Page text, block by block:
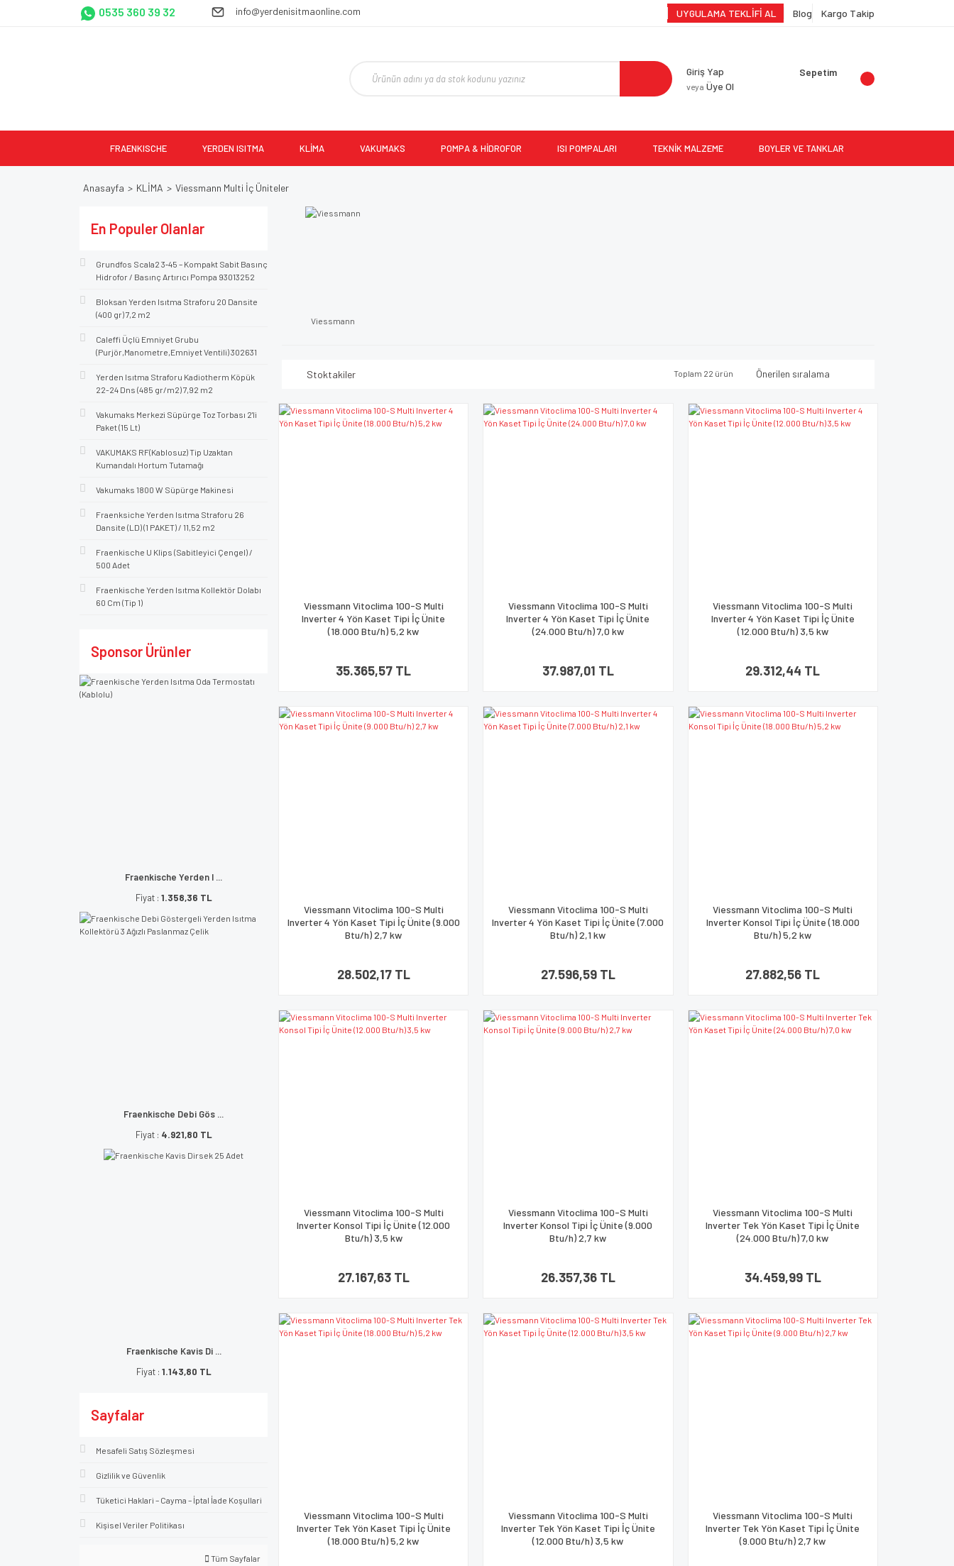
0535 360 39 32 info@yerdenisitmaonline.com UYGULAMA TEKLİFİ AL Blog Kargo Takip
Giriş Yap
veya Üye Ol
Sepetim
FRAENKISCHE YERDEN ISITMA KLİMA VAKUMAKS POMPA & HİDROFOR ISI POMPALARI TEKNİK MALZEME BOYLER VE TANKLAR
Anasayfa KLİMA Viessmann Multi İç Üniteler
En Populer Olanlar
Grundfos Scala2 3‑45 – Kompakt Sabit Basınç
Hidrofor / Basınç Artırıcı Pompa 93013252
Bloksan Yerden Isıtma Straforu 20 Dansite
(400 gr) 7,2 m2
Caleffi Üçlü Emniyet Grubu
(Purjör,Manometre,Emniyet Ventili) 302631
Yerden Isıtma Straforu Kadiotherm Köpük
22-24 Dns (485 gr/m2) 7,92 m2
Vakumaks Merkezi Süpürge Toz Torbası 2'li
Paket (15 Lt)
VAKUMAKS RF(Kablosuz) Tip Uzaktan
Kumandalı Hortum Tutamağı
Vakumaks 1800 W Süpürge Makinesi
Fraenksiche Yerden Isıtma Straforu 26
Dansite (LD) (1 PAKET) / 11,52 m2
Fraenkische U Klips (Sabitleyici Çengel) /
500 Adet
Fraenkische Yerden Isıtma Kollektör Dolabı
60 Cm (Tip 1)
Sponsor Ürünler
Fraenkische Yerden I ...
Fiyat : 1.358,36 TL
Fraenkische Debi Gös ...
Fiyat : 4.921,80 TL
Fraenkische Kavis Di ...
Fiyat : 1.143,80 TL
Sayfalar
Mesafeli Satış Sözleşmesi
Gizlilik ve Güvenlik
Tüketici Haklari – Cayma – İptal İade Koşullari
Kişisel Veriler Politikası
Tüm Sayfalar
Viessmann
Stoktakiler Toplam 22 ürün
Viessmann Vitoclima 100-S Multi
Inverter 4 Yön Kaset Tipi İç Ünite
(18.000 Btu/h) 5,2 kw
35.365,57 TL
Viessmann Vitoclima 100-S Multi
Inverter 4 Yön Kaset Tipi İç Ünite
(24.000 Btu/h) 7,0 kw
37.987,01 TL
Viessmann Vitoclima 100-S Multi
Inverter 4 Yön Kaset Tipi İç Ünite
(12.000 Btu/h) 3,5 kw
29.312,44 TL
Viessmann Vitoclima 100-S Multi
Inverter 4 Yön Kaset Tipi İç Ünite (9.000
Btu/h) 2,7 kw
28.502,17 TL
Viessmann Vitoclima 100-S Multi
Inverter 4 Yön Kaset Tipi İç Ünite (7.000
Btu/h) 2,1 kw
27.596,59 TL
Viessmann Vitoclima 100-S Multi
Inverter Konsol Tipi İç Ünite (18.000
Btu/h) 5,2 kw
27.882,56 TL
Viessmann Vitoclima 100-S Multi
Inverter Konsol Tipi İç Ünite (12.000
Btu/h) 3,5 kw
27.167,63 TL
Viessmann Vitoclima 100-S Multi
Inverter Konsol Tipi İç Ünite (9.000
Btu/h) 2,7 kw
26.357,36 TL
Viessmann Vitoclima 100-S Multi
Inverter Tek Yön Kaset Tipi İç Ünite
(24.000 Btu/h) 7,0 kw
34.459,99 TL
Viessmann Vitoclima 100-S Multi
Inverter Tek Yön Kaset Tipi İç Ünite
(18.000 Btu/h) 5,2 kw
Viessmann Vitoclima 100-S Multi
Inverter Tek Yön Kaset Tipi İç Ünite
(12.000 Btu/h) 3,5 kw
Viessmann Vitoclima 100-S Multi
Inverter Tek Yön Kaset Tipi İç Ünite
(9.000 Btu/h) 2,7 kw